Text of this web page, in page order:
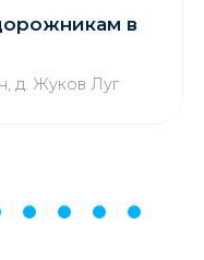
в
д. Жуков Луг